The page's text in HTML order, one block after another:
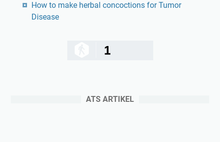
How to make herbal concoctions for Tumor
Disease
1
ATS ARTIKEL